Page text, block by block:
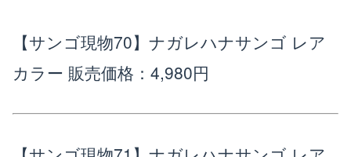
【サンゴ現物70】ナガレハナサンゴ レア
カラー 販売価格：4,980円